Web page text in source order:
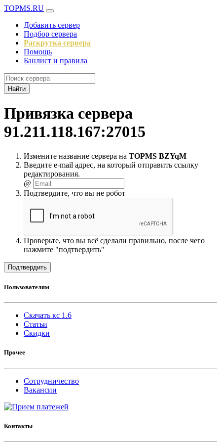
TOPMS.RU
Добавить сервер
Подбор сервера
Раскрутка сервера
Помощь
Банлист и правила
Найти
Привязка сервера
91.211.118.167:27015
Измените название сервера на TOPMS BZYqM
Введите e-mail адрес, на который отправить ссылку
редактирования.
@
Подтвердите, что вы не робот
Проверьте, что вы всё сделали правильно, после чего
нажмите "подтвердить"
Подтвердить
Пользователям
Скачать кс 1.6
Статьи
Скидки
Прочее
Сотрудничество
Вакансии
Контакты